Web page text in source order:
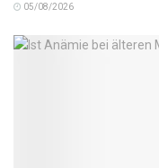
05/08/2026